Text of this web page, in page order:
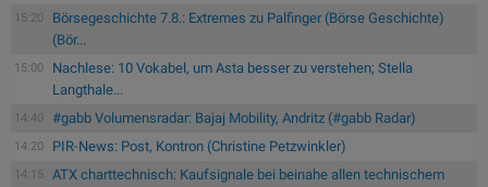
15:20
Börsegeschichte 7.8.: Extremes zu Palfinger (Börse Geschichte)
(Bör...
15:00
Nachlese: 10 Vokabel, um Asta besser zu verstehen; Stella
Langthale...
14:40 #gabb Volumensradar: Bajaj Mobility, Andritz (#gabb Radar)
14:20 PIR-News: Post, Kontron (Christine Petzwinkler)
14:15
ATX charttechnisch: Kaufsignale bei beinahe allen technischem